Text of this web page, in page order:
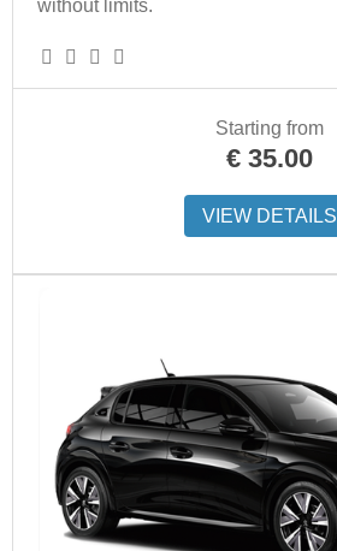
without limits.
Starting from
€ 35.00
VIEW DETAILS